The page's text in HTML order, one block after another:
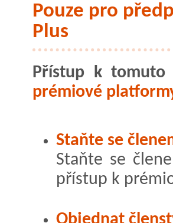
Pouze pro
Plus
Přístup k
prémiové
Staňte se
Staňte se
přístup k
Objednat